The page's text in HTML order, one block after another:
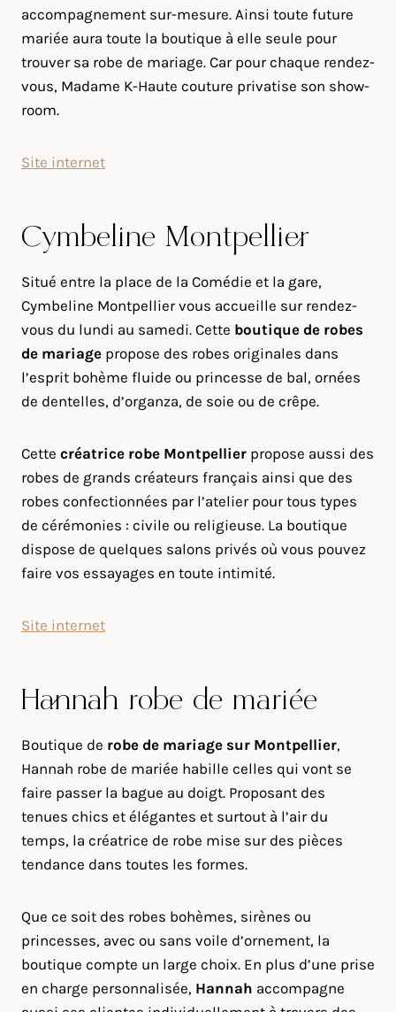
accompagnement sur-mesure. Ainsi toute future
mariée aura toute la boutique à elle seule pour
trouver sa robe de mariage. Car pour chaque rendez-
vous, Madame K-Haute couture privatise son show-
room.
Site internet
Cymbeline Montpellier
Situé entre la place de la Comédie et la gare,
Cymbeline Montpellier vous accueille sur rendez-
vous du lundi au samedi. Cette boutique de robes
de mariage propose des robes originales dans
l’esprit bohème fluide ou princesse de bal, ornées
de dentelles, d’organza, de soie ou de crêpe.
Cette créatrice robe Montpellier propose aussi des
robes de grands créateurs français ainsi que des
robes confectionnées par l’atelier pour tous types
de cérémonies : civile ou religieuse. La boutique
dispose de quelques salons privés où vous pouvez
faire vos essayages en toute intimité.
Site internet
Hannah robe de mariée
Boutique de robe de mariage sur Montpellier,
Hannah robe de mariée habille celles qui vont se
faire passer la bague au doigt. Proposant des
tenues chics et élégantes et surtout à l’air du
temps, la créatrice de robe mise sur des pièces
tendance dans toutes les formes.
Que ce soit des robes bohèmes, sirènes ou
princesses, avec ou sans voile d’ornement, la
boutique compte un large choix. En plus d’une prise
en charge personnalisée, Hannah accompagne